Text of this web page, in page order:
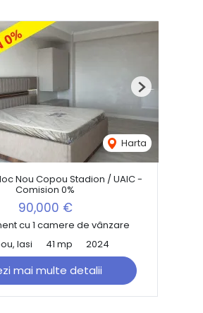
Harta
Next
Nou Copou Stadion / UAIC -
Comision 0%
90,000 €
cu 1 camere de vânzare
Iasi
41 mp 2024
mai multe detalii